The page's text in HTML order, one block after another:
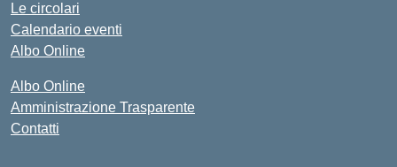
Le circolari
Calendario eventi
Albo Online
Albo Online
Amministrazione Trasparente
Contatti